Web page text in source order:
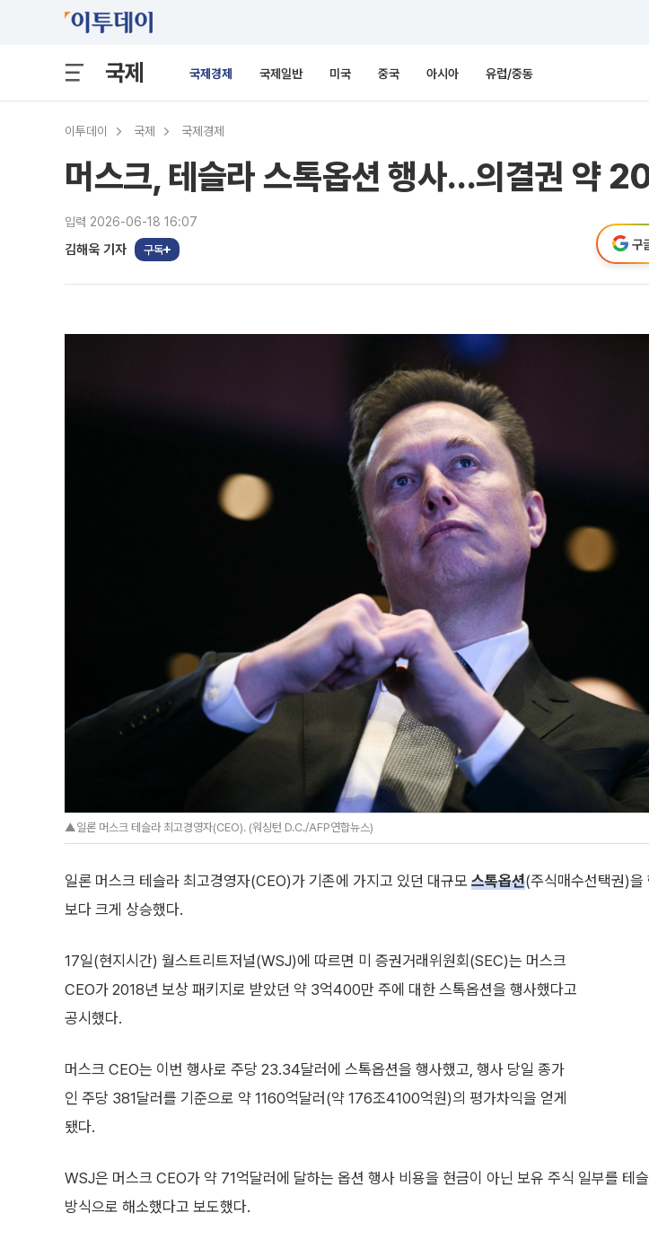
국제 국제경제 국제일반 미국 중국 아시아 유럽/중동
이투데이 국제 국제경제
머스크, 테슬라 스톡옵션 행사…의결권 약
입력 2026-06-18 16:07
김해욱 기자 구독 구
▲일론 머스크 테슬라 최고경영자(CEO). (워싱턴 D.C./AFP연합뉴스)
일론 머스크 테슬라 최고경영자(CEO)가 기존에 가지고 있던 대규모 스톡옵션(주식매수선택권)을
보다 크게 상승했다.
17일(현지시간) 월스트리트저널(WSJ)에 따르면 미 증권거래위원회(SEC)는 머스크
CEO가 2018년 보상 패키지로 받았던 약 3억400만 주에 대한 스톡옵션을 행사했다고
공시했다.
머스크 CEO는 이번 행사로 주당 23.34달러에 스톡옵션을 행사했고, 행사 당일 종가
인 주당 381달러를 기준으로 약 1160억달러(약 176조4100억원)의 평가차익을 얻게
됐다.
WSJ은 머스크 CEO가 약 71억달러에 달하는 옵션 행사 비용을 현금이 아닌 보유 주식 일부를 테
방식으로 해소했다고 보도했다.